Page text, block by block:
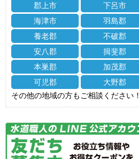
郡上市
下呂市
海津市
羽島郡
養老郡
不破郡
安八郡
揖斐郡
本巣郡
加茂郡
可児郡
大野郡
その他の地域の方もご相談ください！